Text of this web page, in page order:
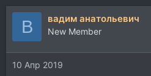
В вадим анатольевич
New Member
10 Апр 2019